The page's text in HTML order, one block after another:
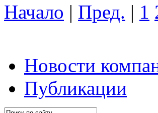
Начало | Пред. | 1
Новости
Публикации